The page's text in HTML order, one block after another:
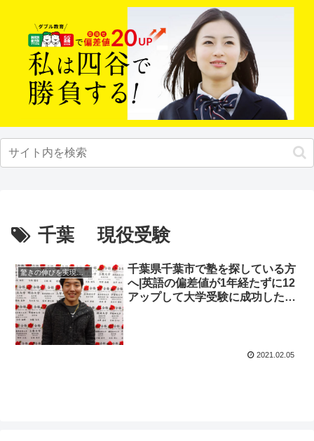
千葉 現役受験
驚きの伸びを実現｜先輩列伝
千葉県千葉市で塾を探している方
へ|英語の偏差値が1年経たずに12
アップして大学受験に成功した先
2021.02.05